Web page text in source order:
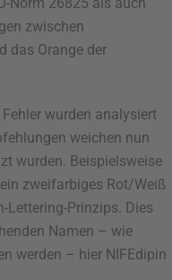
zwischen
das Orange der
wurden analysiert
weichen nun
wurden. Beispielsweise
zweifarbiges Rot/Weiß
Lettering-Prinzips. Dies
Namen – wie
werden – hier NIFEdipin